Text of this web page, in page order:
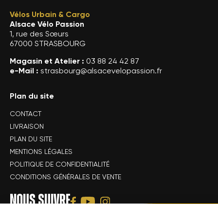
Vélos Urbain & Cargo
Alsace Vélo Passion
1, rue des Sœurs
67000 STRASBOURG
Magasin et Atelier : 03 88 24 42 87
e-Mail : strasbourg@alsacevelopassion.fr
Plan du site
CONTACT
LIVRAISON
PLAN DU SITE
MENTIONS LÉGALES
POLITIQUE DE CONFIDENTIALITÉ
CONDITIONS GÉNÉRALES DE VENTE